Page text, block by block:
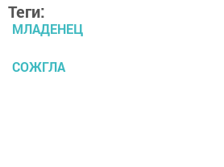
Теги:
МЛАДЕНЕЦ
СОЖГЛА